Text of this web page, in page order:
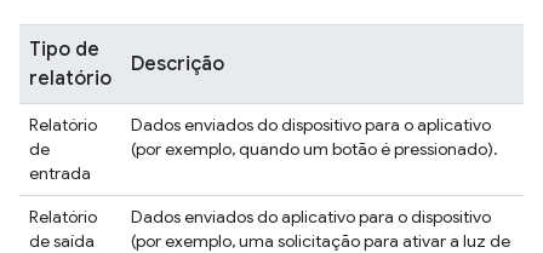
Tipo de
relatório
Descrição
Relatório
de
entrada
Dados enviados do dispositivo para o aplicativo
(por exemplo, quando um botão é pressionado).
Relatório
de saída
Dados enviados do aplicativo para o dispositivo
(por exemplo, uma solicitação para ativar a luz de